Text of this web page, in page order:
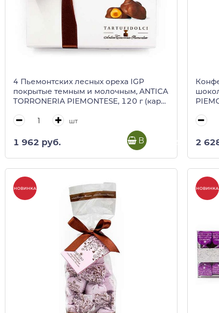
4 Пьемонтских лесных ореха IGP
покрытые темным и молочным, ANTICA
TORRONERIA PIEMONTESE, 120 г (карт/
шт
1 962 руб. В корзину 2
НОВИНКА НОВИНКА